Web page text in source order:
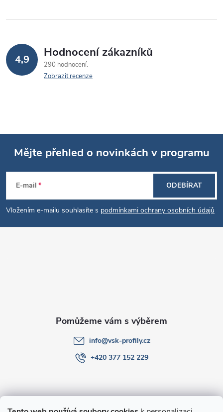
4,9 Hodnocení zákazníků
290 hodnocení
Zobrazit recenze
Z
á
p
Mějte přehled o novinkách v programu
E-mail
Vložením e-mailu souhlasíte s podmínkami ochrany osobních údajů
ODEBÍRAT
info@vsk-profily.cz
+420 377 152 229